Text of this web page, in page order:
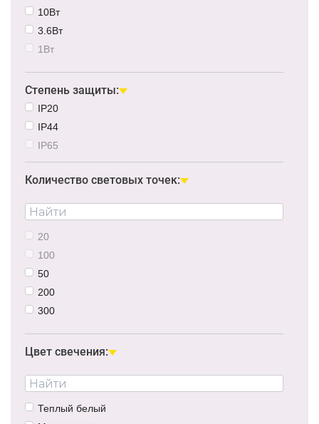
10Вт
3.6Вт
1Вт
5Вт
15Вт
7.2Вт
Степень защиты:
IP20
IP44
IP65
Количество световых точек:
20
100
50
200
300
500
Цвет свечения:
Теплый белый